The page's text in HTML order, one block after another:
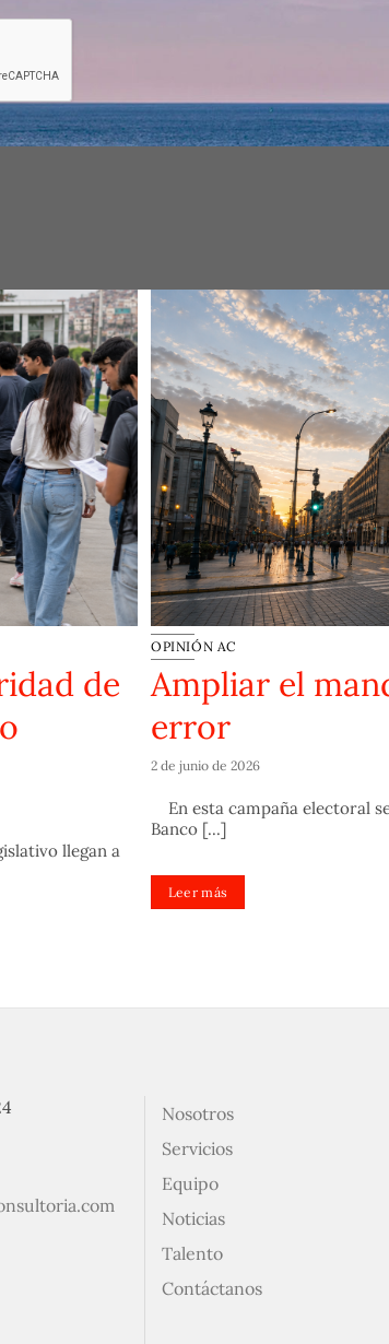
de
llegan a
OPINIÓN AC
Ampliar el
error
2 de junio de 2026
En esta campaña electoral
Banco [...]
Leer más
Nosotros
Servicios
Equipo
Noticias
Talento
Contáctanos